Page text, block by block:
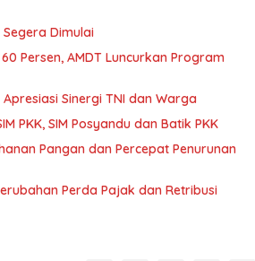
Segera Dimulai
Persen, AMDT Luncurkan Program
Sinergi TNI dan Warga
PKK, SIM Posyandu dan Batik PKK
Pangan dan Percepat Penurunan
Perda Pajak dan Retribusi